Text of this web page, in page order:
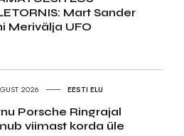
Mart Sander
Merivälja UFO
2026 EESTI ELU
Porsche Ringrajal
viimast korda üle